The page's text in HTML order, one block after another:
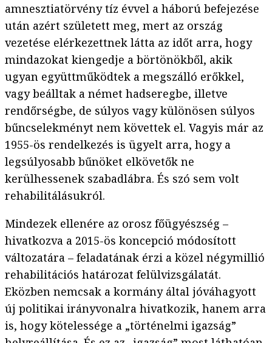
amnesztiatörvény tíz évvel a háború befejezése
után azért született meg, mert az ország
vezetése elérkezettnek látta az időt arra, hogy
mindazokat kiengedje a börtönökből, akik
ugyan együttműködtek a megszálló erőkkel,
vagy beálltak a német hadseregbe, illetve
rendőrségbe, de súlyos vagy különösen súlyos
bűncselekményt nem követtek el. Vagyis már az
1955-ös rendelkezés is ügyelt arra, hogy a
legsúlyosabb bűnöket elkövetők ne
kerülhessenek szabadlábra. És szó sem volt
rehabilitálásukról.
Mindezek ellenére az orosz főügyészség –
hivatkozva a 2015-ös koncepció módosított
változatára – feladatának érzi a közel négymillió
rehabilitációs határozat felülvizsgálatát.
Eközben nemcsak a kormány által jóváhagyott
új politikai irányvonalra hivatkozik, hanem arra
is, hogy kötelessége a „történelmi igazság”